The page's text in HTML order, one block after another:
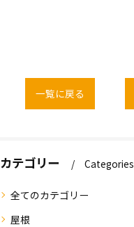
一覧に戻る
カテゴリー Categories
全てのカテゴリー
屋根